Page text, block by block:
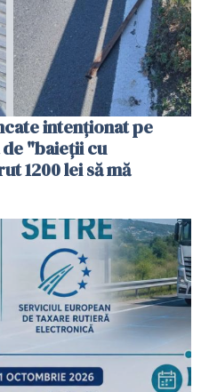
intenționat pe
"baieții cu
1200 lei să mă